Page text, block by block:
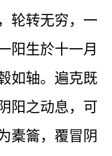
轮转无穷，一
阳生於十一月
如轴。遍克既
阳之动息，可
橐籥，覆冒阴